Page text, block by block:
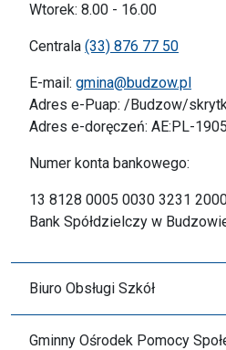
Wtorek: 8.00 - 16.00
Centrala (33) 876 77 50
E-mail: gmina@budzow.pl
Adres e-Puap: /Budzow/
Adres e-doręczeń: AE:PL-
Numer konta bankowego:
13 8128 0005 0030 3231
Bank Spółdzielczy w
Biuro Obsługi Szkół
Gminny Ośrodek Pomocy